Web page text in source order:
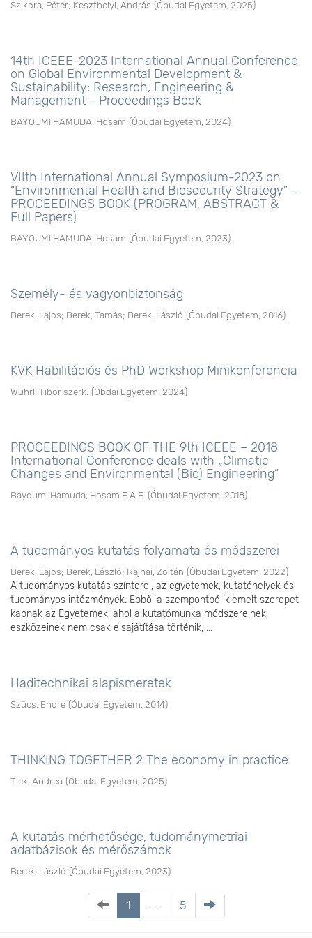
Szikora, Péter; Keszthelyi, András (Óbudai Egyetem 2025)
14th ICEEE-2023 International Annual Conference
on Global Environmental Development &
Sustainability: Research, Engineering &
Management - Proceedings Book
BAYOUMI HAMUDA, Hosam (Óbudai Egyetem 2024)
VIIth International Annual Symposium-2023 on
“Environmental Health and Biosecurity Strategy” -
PROCEEDINGS BOOK (PROGRAM, ABSTRACT &
Full Papers)
BAYOUMI HAMUDA, Hosam (Óbudai Egyetem 2023)
Személy- és vagyonbiztonság
Berek, Lajos; Berek, Tamás; Berek, László (Óbudai Egyetem 2016)
KVK Habilitációs és PhD Workshop Minikonferencia
Wührl, Tibor szerk. (Óbdai Egyetem 2024)
PROCEEDINGS BOOK OF THE 9th ICEEE – 2018
International Conference deals with „Climatic
Changes and Environmental (Bio) Engineering”
Bayoumi Hamuda, Hosam E.A.F. (Óbudai Egyetem 2018)
A tudományos kutatás folyamata és módszerei
Berek, Lajos; Berek, László; Rajnai, Zoltán (Óbudai Egyetem 2022)
A tudományos kutatás színterei, az egyetemek, kutatóhelyek és
tudományos intézmények. Ebből a szempontból kiemelt szerepet
kapnak az Egyetemek, ahol a kutatómunka módszereinek,
eszközeinek nem csak elsajátítása történik, ...
Haditechnikai alapismeretek
Szücs, Endre (Óbudai Egyetem 2014)
THINKING TOGETHER 2 The economy in practice
Tick, Andrea (Óbudai Egyetem 2025)
A kutatás mérhetősége, tudománymetriai
adatbázisok és mérőszámok
Berek, László (Óbudai Egyetem 2023)
1 . . . 5